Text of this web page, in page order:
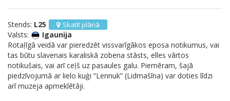
Stends: L25 Skatīt plānā
Valsts:
Igaunija
Rotaļīgā veidā var pieredzēt vissvarīgākos eposa notikumus, vai
tas būtu slavenais karaliskā zobena stāsts, elles vārtos
notikušais, vai arī ceļš uz pasaules galu. Piemēram, šajā
piedzīvojumā ar lielo kuģi “Lennuk” (Lidmašīna) var doties līdzi
arī muzeja apmeklētāji.